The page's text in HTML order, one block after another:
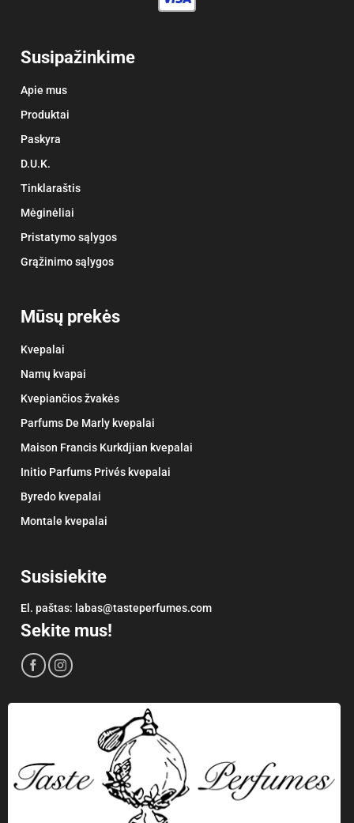
Susipažinkime
Apie mus
Produktai
Paskyra
D.U.K.
Tinklaraštis
Mėginėliai
Pristatymo sąlygos
Grąžinimo sąlygos
Mūsų prekės
Kvepalai
Namų kvapai
Kvepiančios žvakės
Parfums De Marly kvepalai
Maison Francis Kurkdjian kvepalai
Initio Parfums Privés kvepalai
Byredo kvepalai
Montale kvepalai
Susisiekite
El. paštas: labas@tasteperfumes.com
Sekite mus!